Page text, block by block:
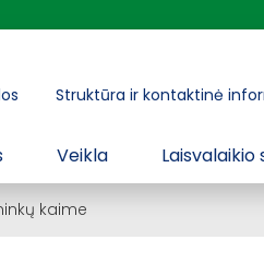
Struktūra ir kontaktinė
Veikla Laisvalaikio
kaime